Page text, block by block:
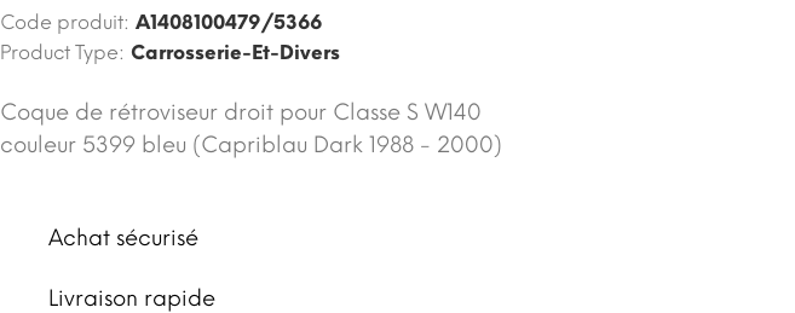
Code produit: A1408100479/5366
Product Type: Carrosserie-Et-Divers
Coque de rétroviseur droit pour Classe S W140
couleur 5399 bleu (Capriblau Dark 1988 - 2000 )
Achat sécurisé
Livraison rapide